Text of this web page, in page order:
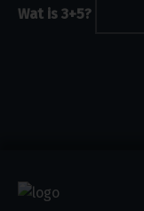
Wat is 3+5?